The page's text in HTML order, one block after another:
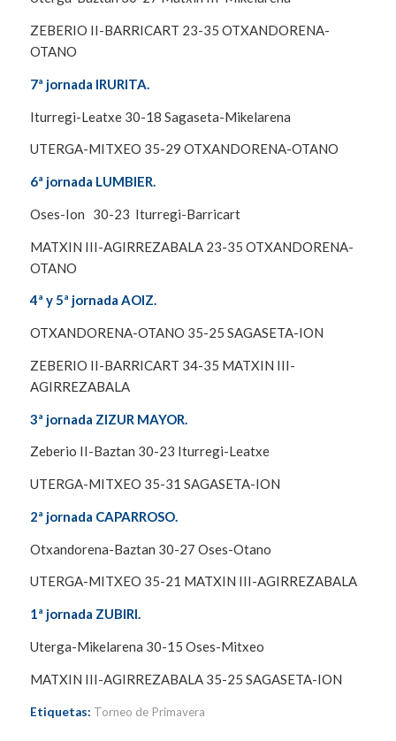
ZEBERIO II-BARRICART 23-35 OTXANDORENA-
OTANO
7ª jornada IRURITA.
Iturregi-Leatxe 30-18 Sagaseta-Mikelarena
UTERGA-MITXEO 35-29 OTXANDORENA-OTANO
6ª jornada LUMBIER.
Oses-Ion 30-23 Iturregi-Barricart
MATXIN III-AGIRREZABALA 23-35 OTXANDORENA-
OTANO
4ª y 5ª jornada AOIZ.
OTXANDORENA-OTANO 35-25 SAGASETA-ION
ZEBERIO II-BARRICART 34-35 MATXIN III-
AGIRREZABALA
3ª jornada ZIZUR MAYOR.
Zeberio II-Baztan 30-23 Iturregi-Leatxe
UTERGA-MITXEO 35-31 SAGASETA-ION
2ª jornada CAPARROSO.
Otxandorena-Baztan 30-27 Oses-Otano
UTERGA-MITXEO 35-21 MATXIN III-AGIRREZABALA
1ª jornada ZUBIRI.
Uterga-Mikelarena 30-15 Oses-Mitxeo
MATXIN III-AGIRREZABALA 35-25 SAGASETA-ION
Etiquetas: Torneo de Primavera